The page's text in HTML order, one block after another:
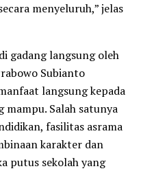
menyeluruh,” jelas
gadang langsung oleh
Subianto
langsung kepada
mampu. Salah satunya
fasilitas asrama
karakter dan
putus sekolah yang